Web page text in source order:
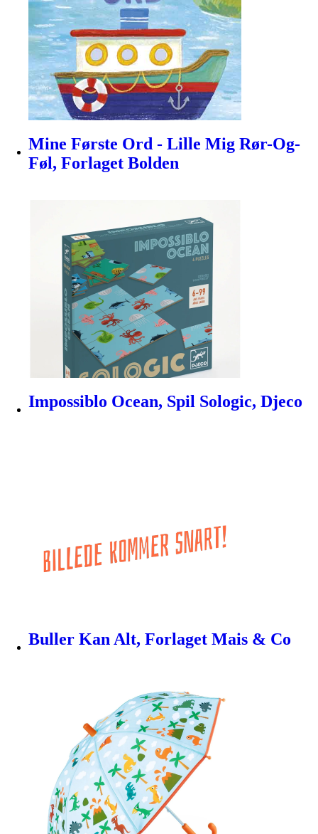
Mine Første Ord - Lille Mig Rør-Og-
Føl, Forlaget Bolden
Impossiblo Ocean, Spil Sologic, Djeco
Buller Kan Alt, Forlaget Mais & Co